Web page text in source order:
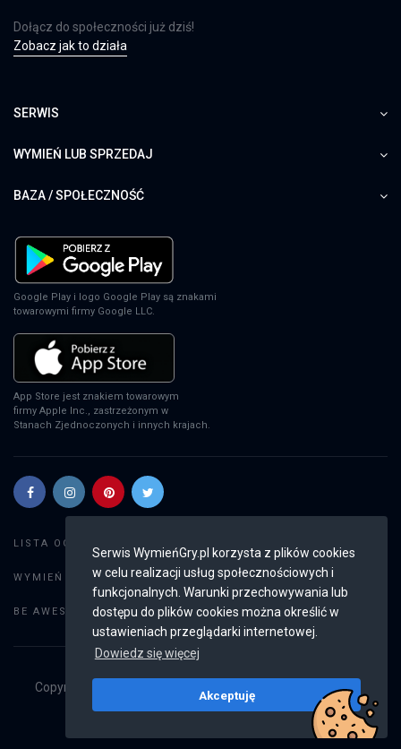
Serwis WymieńGry.pl korzysta z plików cookies
w celu realizacji usług społecznościowych i
funkcjonalnych. Warunki przechowywania lub
dostępu do plików cookies można określić w
ustawieniach przeglądarki internetowej.
Dowiedz się więcej
Akceptuję
Dołącz do społeczności już dziś!
Zobacz jak to działa
SERWIS
WYMIEŃ LUB SPRZEDAJ
BAZA / SPOŁECZNOŚĆ
Google Play i logo Google Play są znakami
towarowymi firmy Google LLC.
App Store jest znakiem towarowym
firmy Apple Inc., zastrzeżonym w
Stanach Zjednoczonych i innych krajach.
LISTA OGŁOSZEŃ:
WYMIEŃ GRY: Dodaj ogłoszenie
BE AWESOME: Weryfikacja konta
Copyright © 2019 - 2026
Wszystkie prawa
v2.8.4